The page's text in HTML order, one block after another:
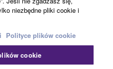
Polityka prywatności
niezbędne pliki cookie i
Polityce plików cookie
cookie